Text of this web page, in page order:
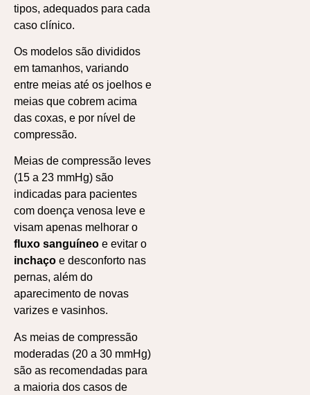
tipos, adequados para cada
caso clínico.
Os modelos são divididos
em tamanhos, variando
entre meias até os joelhos e
meias que cobrem acima
das coxas, e por nível de
compressão.
Meias de compressão leves
(15 a 23 mmHg) são
indicadas para pacientes
com doença venosa leve e
visam apenas melhorar o
fluxo sanguíneo e evitar o
inchaço e desconforto nas
pernas, além do
aparecimento de novas
varizes e vasinhos.
As meias de compressão
moderadas (20 a 30 mmHg)
são as recomendadas para
a maioria dos casos de